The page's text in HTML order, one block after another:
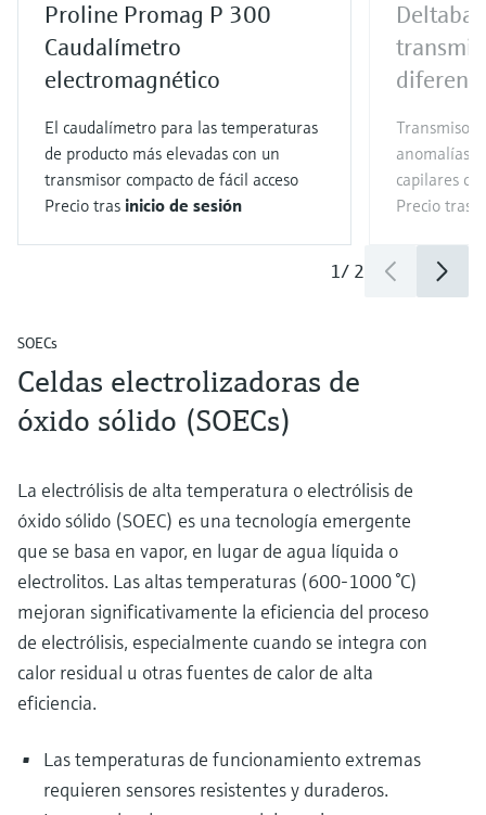
Proline Promag P 300
Caudalímetro
electromagnético
El caudalímetro para las temperaturas
de producto más elevadas con un
transmisor compacto de fácil acceso
Precio tras inicio de sesión
Transmisor
anomalías
capilares
Precio tras
1/ 2
SOECs
Celdas electrolizadoras de
óxido sólido (SOECs)
La electrólisis de alta temperatura o electrólisis de
óxido sólido (SOEC) es una tecnología emergente
que se basa en vapor, en lugar de agua líquida o
electrolitos. Las altas temperaturas (600-1000 °C)
mejoran significativamente la eficiencia del proceso
de electrólisis, especialmente cuando se integra con
calor residual u otras fuentes de calor de alta
eficiencia.
Las temperaturas de funcionamiento extremas
requieren sensores resistentes y duraderos.